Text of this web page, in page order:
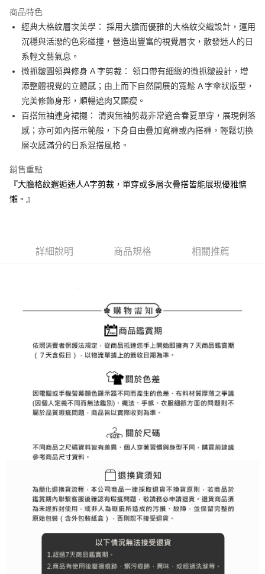
悠遊付
大哥付你分期
相關說明
【大哥付你分期使用說明】
1.本服務由台灣大哥大提供，台灣大哥大用戶可立即使用無須另外申請。
2.付款方式選擇「大哥付你分期」，訂單成立後會自動跳轉到大哥付的交易
流程，驗證手機門號後，選擇欲分期的期數、繳款截止日，確認付款後即完
成交易。
3.實際核准額度、可分期數及費用金額請依後續交易確認頁面所載為準。
4.訂單成立30分鐘內，如未前往確認交易或遇審核未通過，訂單將自動取
消。如遇「轉專審核」未通過狀況，表示未達大哥付你分期系統評分，恕無
1.分期款項不併入電信帳單，「大哥付你分期」於每月結算日後寄送繳費提
醒簡訊。
2.透過簡訊連結打開帳單後，可選擇「超商條碼／台灣大直營門市／銀行轉
帳／街口支付／iPASS MONEY」等通路繳費。
用戶於交易時，得透過本服務購買商品或服務，並由商店將買賣／分期付款
3.完整用戶服務條款，請詳閱以下連結：https://oppay.tw/userRule
AFTEE先享後付
相關說明
【關於「AFTEE先享後付」】
AFTEE先享後付是「在收到商品之後才付款」的支付方式。 讓您購物簡單
便利好安心！
１．簡單：不需註冊會員、不需綁卡、不需儲值。
２．便利：只要手機號碼，簡訊認證，即可結帳。
【「AFTEE先享後付」結帳流程】
１．於結帳方式選擇「AFTEE先享後付」後，將跳轉至「AFTEE先享後付」
結帳頁面，進行簡訊認證並確認金額後，即可完成結帳。
購買商品的店家。未經商家同意取消之訂單仍視為有效，需透過AFTEE先享
１．透過由恩沛科技股份有限公司提供之「AFTEE先享後付」服務完成之交
易，需依本服務之必要範圍內提供個人資料，並將交易相關給付款項請求債
權轉讓予恩沛科技股份有限公司。
２．關於個人資料處理事宜，請瀏覽以下網址：
３．未成年的使用者請事先徵得法定代理人或監護人之同意方可使用
「AFTEE先享後付」，若未經同意申辦者引起之損失，本公司不負相關責
４．使用「AFTEE先享後付」時，將依據個別帳號之用戶狀況，依本公司即
５．嚴禁一人註冊多個帳號或使用他人資訊註冊。若發現惡意使用之情形，
恩沛科技股份有限公司將有權停止該用戶之使用額度並採取法律行動。
ATM付款
運送方式
付款後全家取貨
7-11取貨付款
付款後7-11取貨
免運費
免運費
商品特色
經典大格紋層次美學： 採用大膽而優雅的大格紋交織設計，運用
沉穩與活潑的色彩碰撞，營造出豐富的視覺層次，散發迷人的日
系輕文藝氣息。
微抓皺圓領與修身 A 字剪裁： 領口帶有細緻的微抓皺設計，增
添整體視覺的立體感；由上而下自然開展的寬鬆 A 字傘狀版型，
完美修飾身形，順暢遮肉又顯瘦。
百搭無袖連身裙擺： 清爽無袖剪裁非常適合春夏單穿，展現俐落
感；亦可如內搭示範般，下身自由疊加寬褲或內搭褲，輕鬆切換
層次感滿分的日系混搭風格。
銷售重點
『大膽格紋邂逅迷人A字剪裁，單穿或多層次疊搭皆能展現優雅慵
懶。』
詳細說明 商品規格 相關推薦